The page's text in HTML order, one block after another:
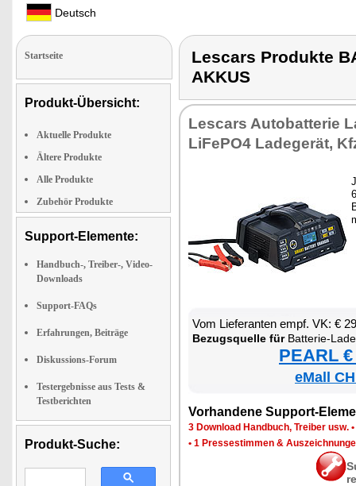
Deutsch
Startseite
Produkt-Übersicht:
Aktuelle Produkte
Ältere Produkte
Alle Produkte
Zubehör Produkte
Support-Elemente:
Handbuch-, Treiber-, Video-
Downloads
Support-FAQs
Erfahrungen, Beiträge
Diskussions-Forum
Testergebnisse aus Tests &
Testberichten
Produkt-Suche:
Lescars Produkte
AKKUS
Les­cars Au­to­bat­te­rie
LiFe­PO4 La­de­ge­rät,
Vom Lie­fe­ran­ten empf. VK: €
Be­zugs­quel­le fürBat­te­rie-La­de­ge­rät für
PEARL
eMall
Vor­han­de­ne Sup­port-
3 Down­load Hand­buch, Trei­ber usw. •
• 1 Pres­se­stim­men &